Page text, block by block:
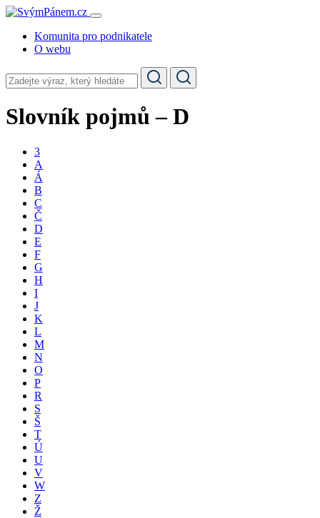
Komunita pro podnikatele
O webu
Slovník pojmů – D
3
A
Á
B
C
Č
D
E
F
G
H
I
J
K
L
M
N
O
P
R
S
Š
T
Ú
U
V
W
Z
Ž